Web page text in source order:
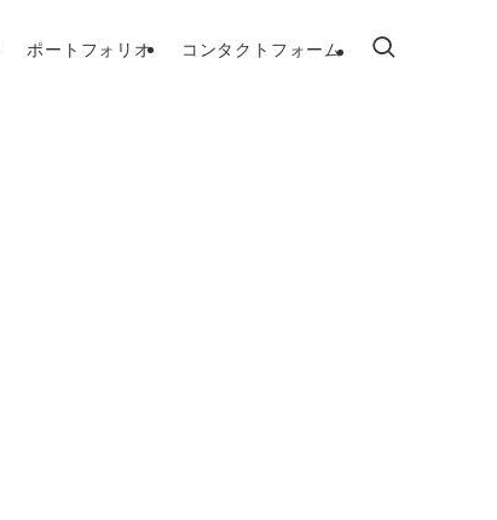
ポートフォリオ コンタクトフォーム